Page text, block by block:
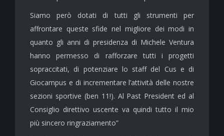
Siamo però dotati di tutti gli strumenti per
affrontare queste sfide nel migliore dei modi in
quanto gli anni di presidenza di Michele Ventura
hanno permesso di rafforzare tutti i progetti
sopraccitati, di potenziare lo staff del Cus e di
Giocampus e di incrementare l’attività delle nostre
sezioni sportive (ben 11!). Al Past President ed al
Consiglio direttivo uscente va quindi tutto il mio
più sincero ringraziamento”